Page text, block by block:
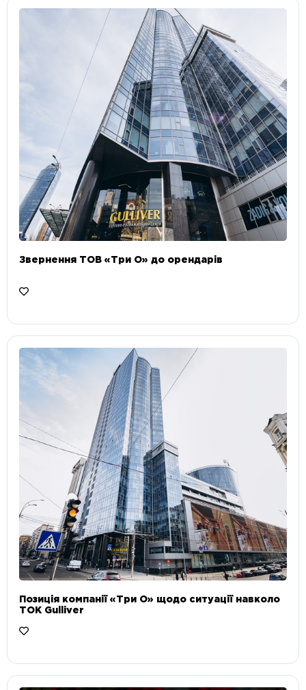
Звернення ТОВ «Три О» до орендарів
Позиція компанії «Три О» щодо ситуації навколо
ТОК Gulliver